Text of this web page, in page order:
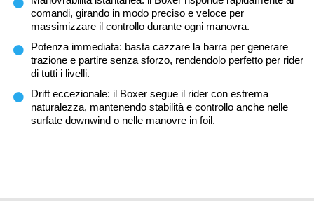
comandi, girando in modo preciso e veloce per
massimizzare il controllo durante ogni manovra.
Potenza immediata: basta cazzare la barra per generare
trazione e partire senza sforzo, rendendolo perfetto per rider
di tutti i livelli.
Drift eccezionale: il Boxer segue il rider con estrema
naturalezza, mantenendo stabilità e controllo anche nelle
surfate downwind o nelle manovre in foil.